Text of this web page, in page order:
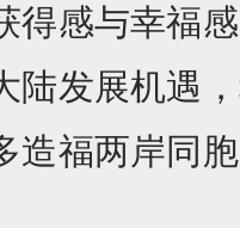
得感与幸福
陆发展机遇
造福两岸同